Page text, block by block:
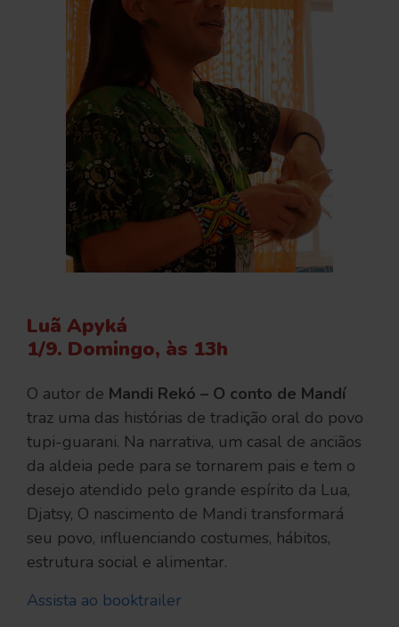
Luã Apyká
1/9. Domingo, às 13h
O autor de Mandi Rekó – O conto de Mandí
traz uma das histórias de tradição oral do povo
tupi-guarani. Na narrativa, um casal de anciãos
da aldeia pede para se tornarem pais e tem o
desejo atendido pelo grande espírito da Lua,
Djatsy, O nascimento de Mandi transformará
seu povo, influenciando costumes, hábitos,
estrutura social e alimentar.
Assista ao booktrailer